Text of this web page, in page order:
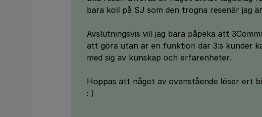
bara koll på SJ som den trogna resenär jag
Avslutningsvis vill jag bara påpeka att
att göra utan är en funktion där 3:s kunder
med sig av kunskap och erfarenheter.
Hoppas att något av ovanstående löser ert
: )